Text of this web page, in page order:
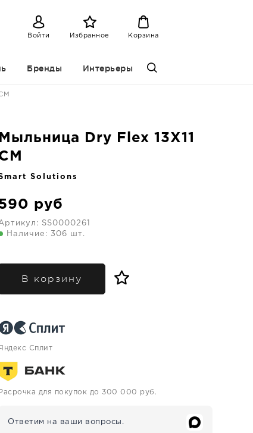
Войти Избранное Корзина
Бренды Интерьеры
Мыльница Dry Flex 13X11
Solutions
руб
SS0000261
Наличие: 306 шт.
В корзину
Сплит
Расрочка для покупок до 300 000 руб.
Ответим на ваши вопросы.